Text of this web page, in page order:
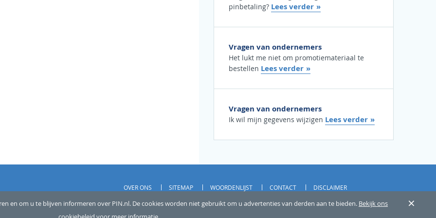
pinbetaling? Lees verder
Vragen van ondernemers
Het lukt me niet om promotiemateriaal te
bestellen Lees verder
Vragen van ondernemers
Ik wil mijn gegevens wijzigen Lees verder
OVER ONS SITEMAP WOORDENLIJST CONTACT DISCLAIMER
PRIVACY
en om u te blijven informeren over PIN.nl. De cookies worden niet gebruikt om u advertenties van derden aan te bieden. Bekijk ons
×